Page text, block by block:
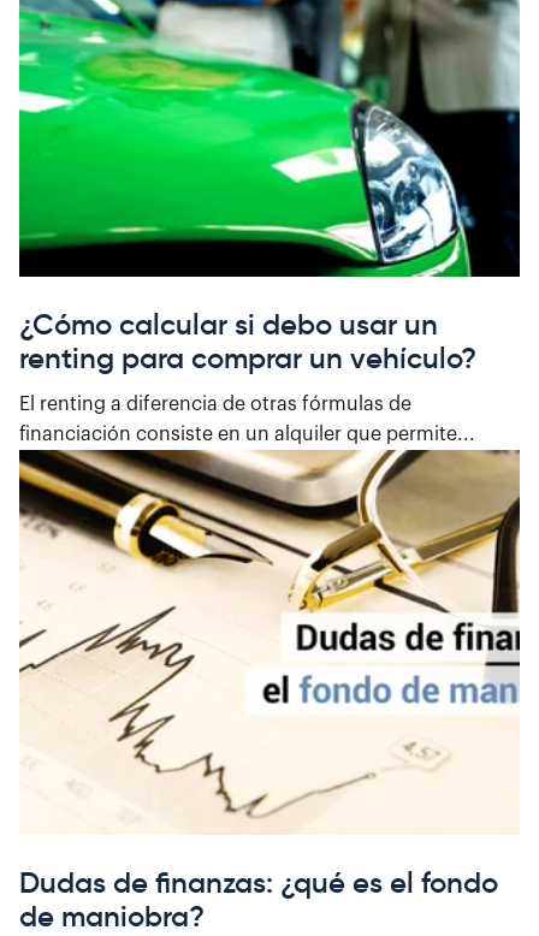
¿Cómo calcular si debo usar un
renting para comprar un vehículo?
El renting a diferencia de otras fórmulas de
financiación consiste en un alquiler que permite...
Dudas de finanzas: ¿qué es el fondo
de maniobra?